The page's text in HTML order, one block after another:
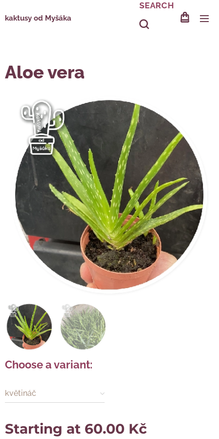
kaktusy od Myšáka
SEARCH
Aloe vera
Choose a variant:
květináč
Starting at 60.00 Kč